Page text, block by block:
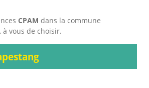
CPAM dans la commune
, à vous de choisir.